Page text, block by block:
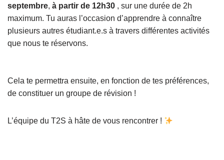
septembre, à partir de 12h30 , sur une durée de 2h
maximum. Tu auras l’occasion d’apprendre à connaître
plusieurs autres étudiant.e.s à travers différentes activités
que nous te réservons.
Cela te permettra ensuite, en fonction de tes préférences,
de constituer un groupe de révision !
L’équipe du T2S à hâte de vous rencontrer !